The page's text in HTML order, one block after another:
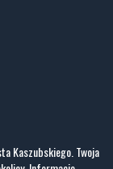
Kaszubskiego. Twoja